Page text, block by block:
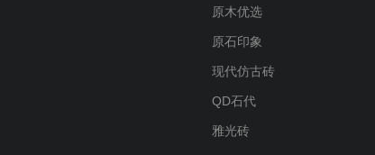
原木优选
原石印象
现代仿古砖
QD石代
雅光砖